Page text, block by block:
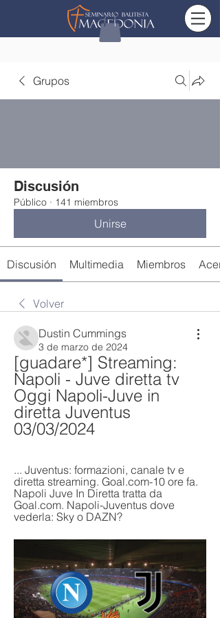
Grupos
Discusión
Público · 141 miembros
Unirse
Discusión Multimedia Miembros
Volver
Dustin Cummings
3 de marzo de 2024
[guadare*] Streaming:
Napoli - Juve diretta tv
Oggi Napoli-Juve in
diretta Juventus
03/03/2024
... Juventus: formazioni, canale tv e
diretta streaming. Goal.com-10 ore fa.
Napoli Juve In Diretta tratta da
Goal.com. Napoli-Juventus dove
vederla: Sky o DAZN?